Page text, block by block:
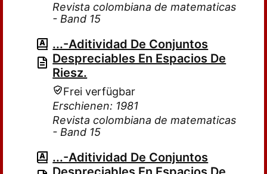
Revista colombiana de matematicas
- Band 15
...-Aditividad De Conjuntos
Despreciables En Espacios De
Riesz.
Frei verfügbar
Erschienen: 1981
Revista colombiana de matematicas
- Band 15
...-Aditividad De Conjuntos